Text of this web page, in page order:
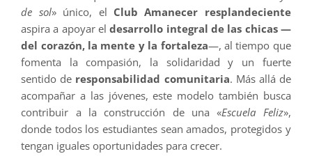
de sol» único, el Club Amanecer resplandeciente
aspira a apoyar eldesarrollo integral de las chicas —
del corazón, la mente y la fortaleza—, al tiempo que
fomenta la compasión, la solidaridad y un fuerte
sentido de responsabilidad comunitaria. Más allá de
acompañar a las jóvenes, este modelo también busca
contribuir a la construcción de una «Escuela Feliz»,
donde todos los estudiantes sean amados, protegidos y
tengan iguales oportunidades para crecer.